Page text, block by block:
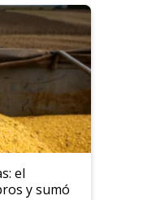
el
y sumó